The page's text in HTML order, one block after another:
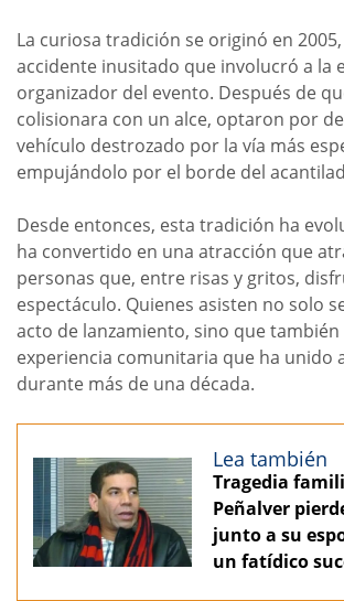
La curiosa tradición se originó en
accidente inusitado que involucró a la
organizador del evento. Después de
colisionara con un alce, optaron por
vehículo destrozado por la vía más
empujándolo por el borde del
Desde entonces, esta tradición ha
ha convertido en una atracción que
personas que, entre risas y gritos,
espectáculo. Quienes asisten no solo
acto de lanzamiento, sino que
experiencia comunitaria que ha unido
durante más de una década.
Lea también
Tragedia
Peñalver
junto a su
un fatídico